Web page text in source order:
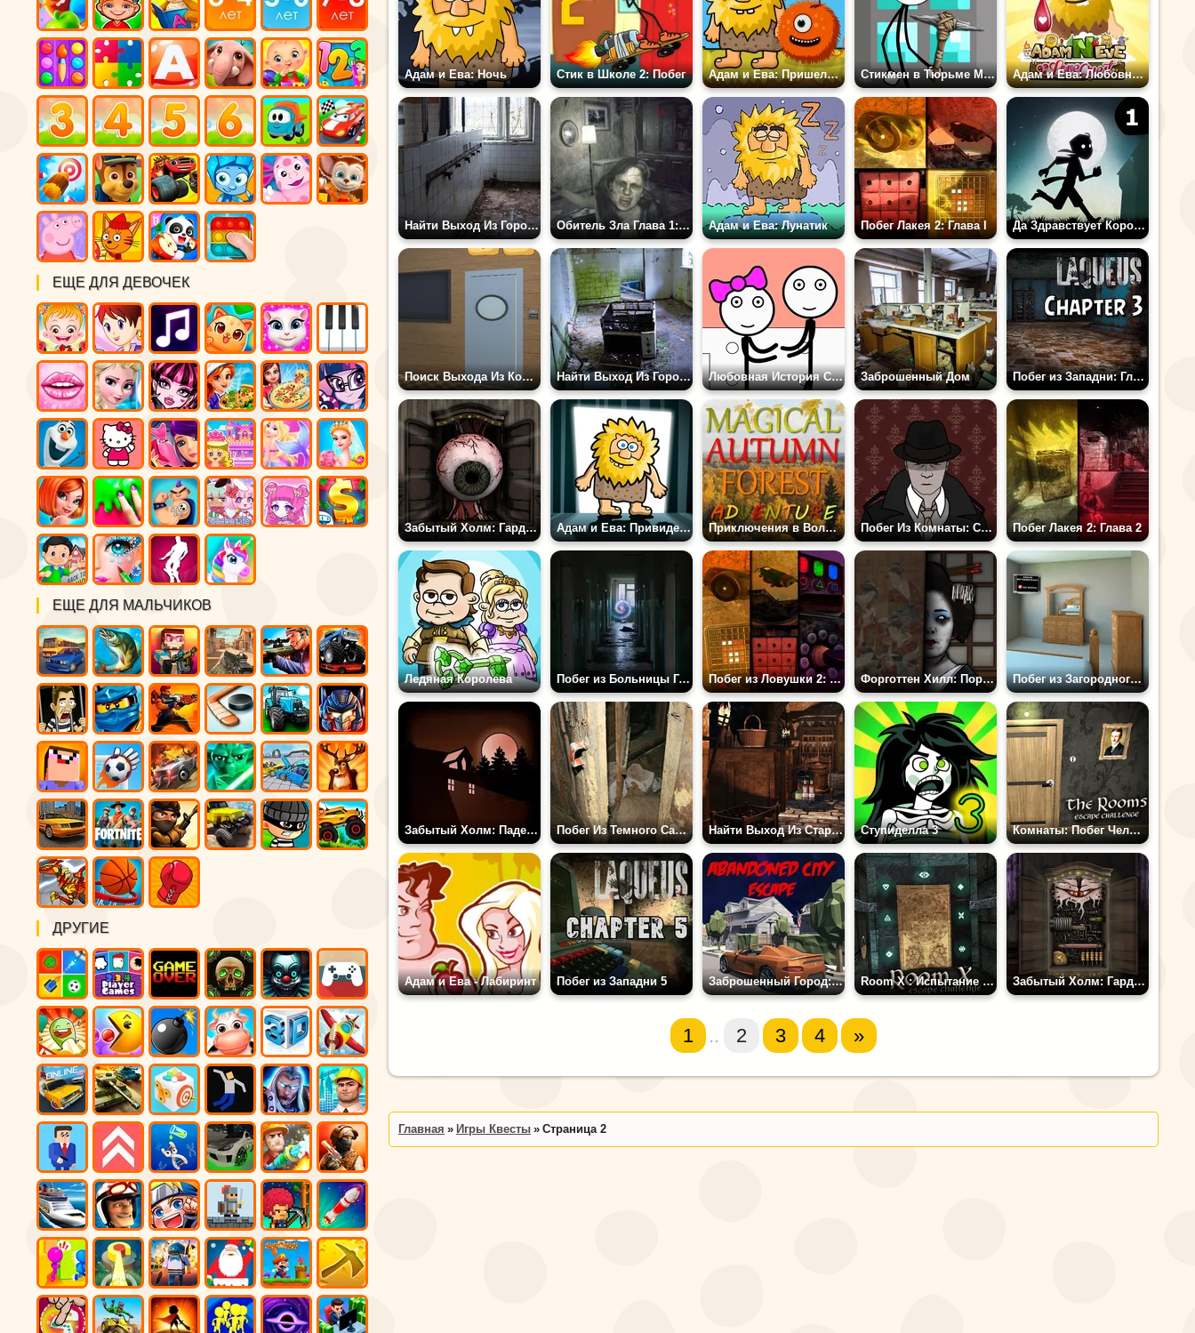
ЕЩЕ ДЛЯ ДЕВОЧЕК
ЕЩЕ ДЛЯ МАЛЬЧИКОВ
ДРУГИЕ
Адам и Ева: Ночь Стик в Школе 2: Побег Адам и Ева: Пришельцы Стикмен в Тюрьме Майнкрафт Адам и Ева: Любовный Квест
Найти Выход Из Города Призрака 5 Обитель Зла Глава 1: Миа Адам и Ева: Лунатик Побег Лакея 2: Глава I Да Здравствует Король!
Поиск Выхода Из Комнаты Отеля Найти Выход Из Города Призрака 2 Любовная История Стикмена в Тюрьме Заброшенный Дом Побег из Западни: Глава 3
Забытый Холм: Гардероб – Глава №3 — Снова Вместе Адам и Ева: Привидение Приключения в Волшебном Осеннем Лесу Побег Из Комнаты: Странный Случай Побег Лакея 2: Глава 2
Ледяная Королева Побег из Больницы Города Призрака Побег из Ловушки 2: Глава 3 Форготтен Хилл: Портрет Одержимости Побег из Загородного Дома
Забытый Холм: Падение Побег Из Темного Сарая 2 Найти Выход Из Старого Ресторана Ступиделла 3 Комнаты: Побег Челлендж
Адам и Ева - Лабиринт Побег из Западни 5 Заброшенный Город: Побег Room X : Испытание Побегом Забытый Холм: Гардероб 5
1 .. 2 3 4 »
Главная Игры Квесты Страница 2